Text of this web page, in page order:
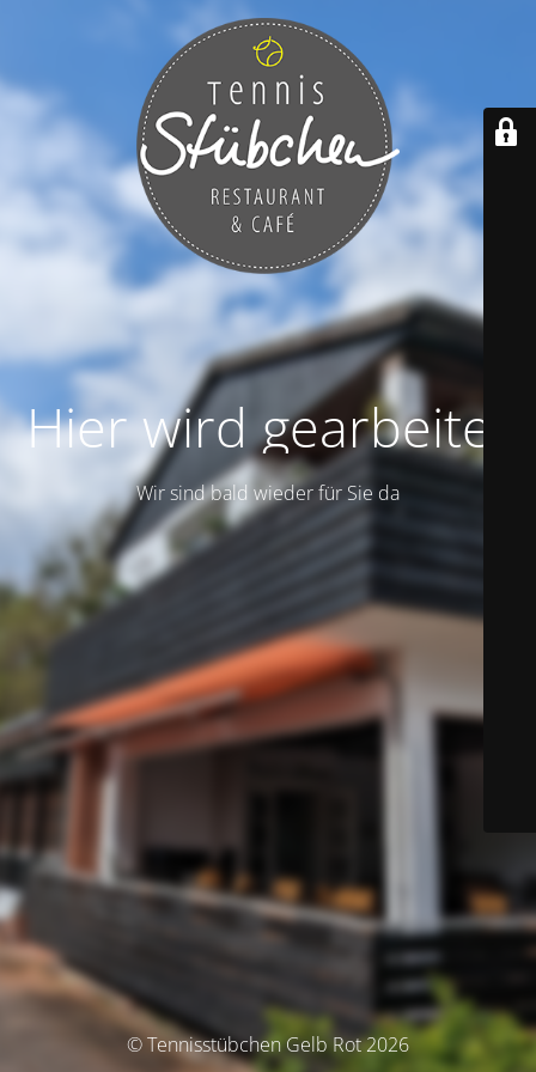
Hier wird gearbeitet
Wir sind bald wieder für Sie da
© Tennisstübchen Gelb Rot 2026